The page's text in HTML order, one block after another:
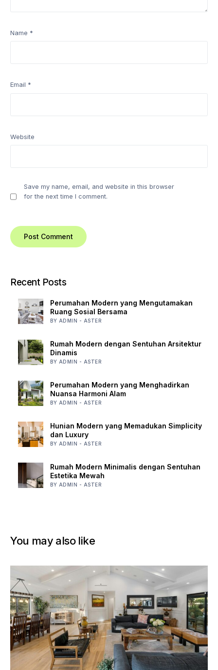
Name *
Email *
Website
Save my name, email, and website in this browser
for the next time I comment.
Recent Posts
Perumahan Modern yang Mengutamakan
Ruang Sosial Bersama
BY ADMIN - ASTER
Rumah Modern dengan Sentuhan Arsitektur
Dinamis
BY ADMIN - ASTER
Perumahan Modern yang Menghadirkan
Nuansa Harmoni Alam
BY ADMIN - ASTER
Hunian Modern yang Memadukan Simplicity
dan Luxury
BY ADMIN - ASTER
Rumah Modern Minimalis dengan Sentuhan
Estetika Mewah
BY ADMIN - ASTER
You may also like